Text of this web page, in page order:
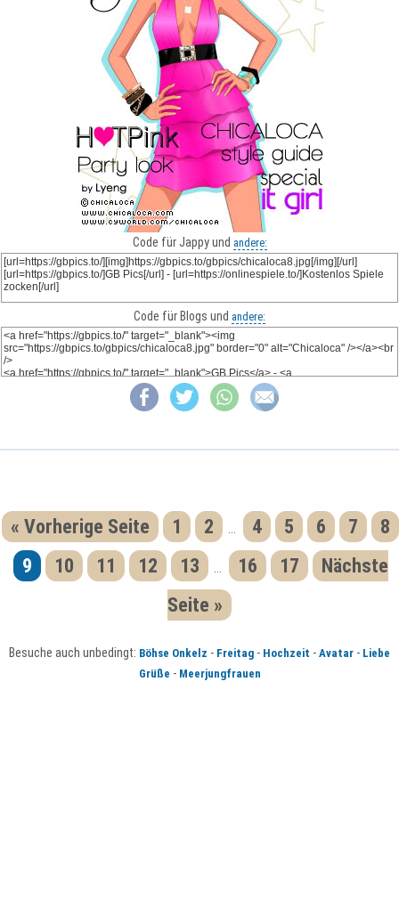
Code für Jappy und andere:
Code für Blogs und andere:
« Vorherige Seite 1 2 4 5 6 7
8
9
10 11 12 13 16 17
Nächste
Seite »
Besuche auch unbedingt: Böhse Onkelz - Freitag - Hochzeit - Avatar - Liebe
Grüße - Meerjungfrauen